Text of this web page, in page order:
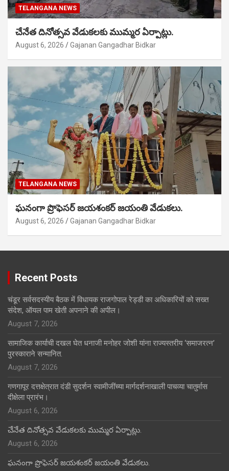
TELANGANA NEWS
చేనేత దినోత్సవ వేడుకలకు ముమ్మర ఏర్పాట్లు.
August 6, 2026 Gajanan Gangadhar Bidkar
TELANGANA NEWS
ఘనంగా ప్రొఫెసర్ జయశంకర్ జయంతి వేడుకలు.
August 6, 2026 Gajanan Gangadhar Bidkar
Recent Posts
चंडूर सर्वसदस्यीय बैठक में विधायक राजगोपाल रेड्डी का अधिकारियों को सख्त
संदेश, ऑयल पाम खेती अपनाने की अपील।
August 7, 2026
सामाजिक कार्याची दखल घेत धनाजी मनोहर जोशी यांना राज्यस्तरीय ‘समाजरत्न’
पुरस्काराने सन्मानित.
August 7, 2026
गणगापूर दत्तक्षेत्रात दंडी सुदर्शन स्वामीजींच्या मार्गदर्शनाखाली पाचव्या चातुर्मास
दीक्षेला प्रारंभ।
August 6, 2026
చేనేత దినోత్సవ వేడుకలకు ముమ్మర ఏర్పాట్లు.
August 6, 2026
ఘనంగా ప్రొఫెసర్ జయశంకర్ జయంతి వేడుకలు.